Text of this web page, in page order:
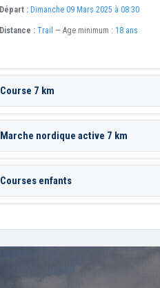
Départ : Dimanche 09 Mars 2025 à 08:30
Distance : Trail — Age minimum : 18 ans
Course 7 km
Marche nordique active 7 km
Courses enfants